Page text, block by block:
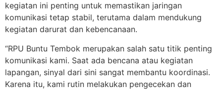
kegiatan ini penting untuk memastikan jaringan
komunikasi tetap stabil, terutama dalam mendukung
kegiatan darurat dan kebencanaan.
“RPU Buntu Tembok merupakan salah satu titik penting
komunikasi kami. Saat ada bencana atau kegiatan
lapangan, sinyal dari sini sangat membantu koordinasi.
Karena itu, kami rutin melakukan pengecekan dan